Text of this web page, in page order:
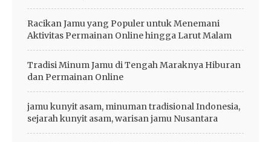
Racikan Jamu yang Populer untuk Menemani
Aktivitas Permainan Online hingga Larut Malam
Tradisi Minum Jamu di Tengah Maraknya Hiburan
dan Permainan Online
jamu kunyit asam, minuman tradisional Indonesia,
sejarah kunyit asam, warisan jamu Nusantara